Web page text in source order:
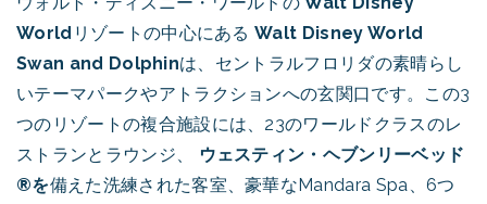
World リゾートの中心にあるWalt Disney World
Swan and Dolphinは、セントラルフロリダの素晴らし
いテーマパークやアトラクションへの玄関口です。この3
つのリゾートの複合施設には、23のワールドクラスのレ
ストランとラウンジ、
ウェスティン・ヘブンリーベッド
®を備えた洗練された客室、豪華なMandara Spa、6つ